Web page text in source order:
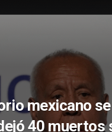
mexicano
40 muertos